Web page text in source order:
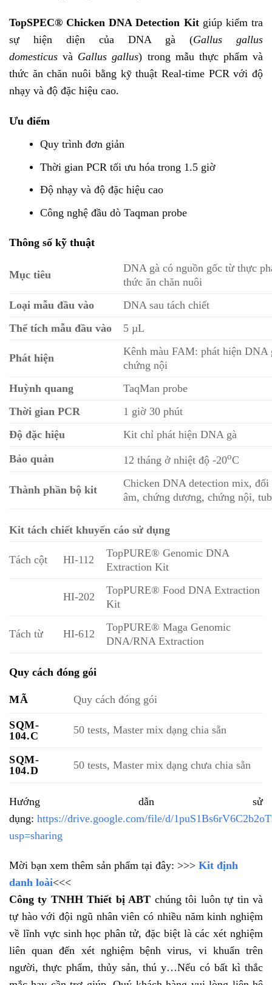
TopSPEC® Chicken DNA Detection Kitgiúp kiểm tra
sự hiện diện của DNA gà (Gallus gallus
domesticus và Gallus gallus) trong mẫu thực phẩm và
thức ăn chăn nuôi bằng kỹ thuật Real-time PCR với độ
nhạy và độ đặc hiệu cao.
Ưu điểm
Quy trình đơn giản
Thời gian PCR tối ưu hóa trong 1.5 giờ
Độ nhạy và độ đặc hiệu cao
Công nghệ đầu dò Taqman probe
Thông số kỹ thuật
Mục tiêu
DNA gà có nguồn gốc từ thực
thức ăn chăn nuôi
Loại mẫu đầu vào
DNA sau tách chiết
Thể tích mẫu đầu vào
5 µL
Phát hiện
Kênh màu FAM: phát hiện DNA
chứng nội
Huỳnh quang
TaqMan probe
Thời gian PCR
1 giờ 30 phút
Độ đặc hiệu
Kit chỉ phát hiện DNA gà
Bảo quản
12 tháng ở nhiệt độ -20oC
Thành phần bộ kit
Chicken DNA detection mix, đối
âm, chứng dương, chứng nội,
Kit tách chiết khuyến cáo sử dụng
Tách cột HI-112
TopPURE® Genomic DNA
Extraction Kit
HI-202
TopPURE® Food DNA Extraction
Kit
Tách từ HI-612
TopPURE® Maga Genomic
DNA/RNA Extraction
Quy cách đóng gói
MÃ Quy cách đóng gói
SQM-
104.C
50 tests, Master mix dạng chia sẵn
SQM-
104.D
50 tests, Master mix dạng chưa chia sẵn
Hướng dẫn sử
dụng: https://drive.google.com/file/d/
usp=sharing
Mời bạn xem thêm sản phẩm tại đây: >>> Kit định
danh loài<<<
Công ty TNHH Thiết bị ABT chúng tôi luôn tự tin và
tự hào với đội ngũ nhân viên có nhiều năm kinh nghiệm
về lĩnh vực sinh học phân tử, đặc biệt là các xét nghiệm
liên quan đến xét nghiệm bệnh virus, vi khuẩn trên
người, thực phẩm, thủy sản, thú y…Nếu có bất kì thắc